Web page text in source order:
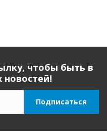
чтобы быть в
новостей!